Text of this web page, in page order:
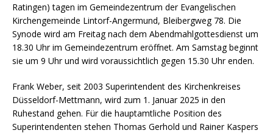
Ratingen) tagen im Gemeindezentrum der Evangelischen
Kirchengemeinde Lintorf-Angermund, Bleibergweg 78. Die
Synode wird am Freitag nach dem Abendmahlgottesdienst um
18.30 Uhr im Gemeindezentrum eröffnet. Am Samstag beginnt
sie um 9 Uhr und wird voraussichtlich gegen 15.30 Uhr enden.
Frank Weber, seit 2003 Superintendent des Kirchenkreises
Düsseldorf-Mettmann, wird zum 1. Januar 2025 in den
Ruhestand gehen. Für die hauptamtliche Position des
Superintendenten stehen Thomas Gerhold und Rainer Kaspers